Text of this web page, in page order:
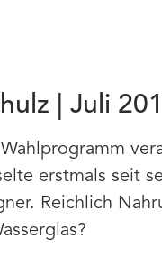
| Juli
erstmals seit
Reichlich